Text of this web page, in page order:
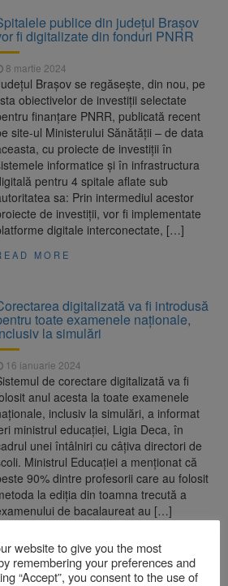
publice din județul Brașov
fi digitalizate din fonduri PNRR
8 martie 2024
Brașov se regăsește, din nou, pe
obiectivelor de investiții selectate
finanțare PNRR, publicată recent
site-ul Ministerului Sănătății – de data
cu proiecte de investiții în
informatice și în infrastructura
pentru 4 spitale aflate sub
sa: Prin intermediul acestor
de investiții, vor fi implementate
digitale interconectate, […]
MORE
digitalizată va fi introdusă
toate examenele naționale,
la simulări
16 ianuarie 2024
de corectare digitalizată va fi
anul acesta la toate examenele
inclusiv la simulări, a informat
ministrul educaţiei, Ligia Deca, în
unei întâlniri cu câțiva directori de
Ministrul Educaţiei a menţionat că
90% dintre profesorii care au folosit
la ediţia din toamna trecută a
de bacalaureat au […]
website to give you the most
remembering your preferences and
“Accept”, you consent to the use of